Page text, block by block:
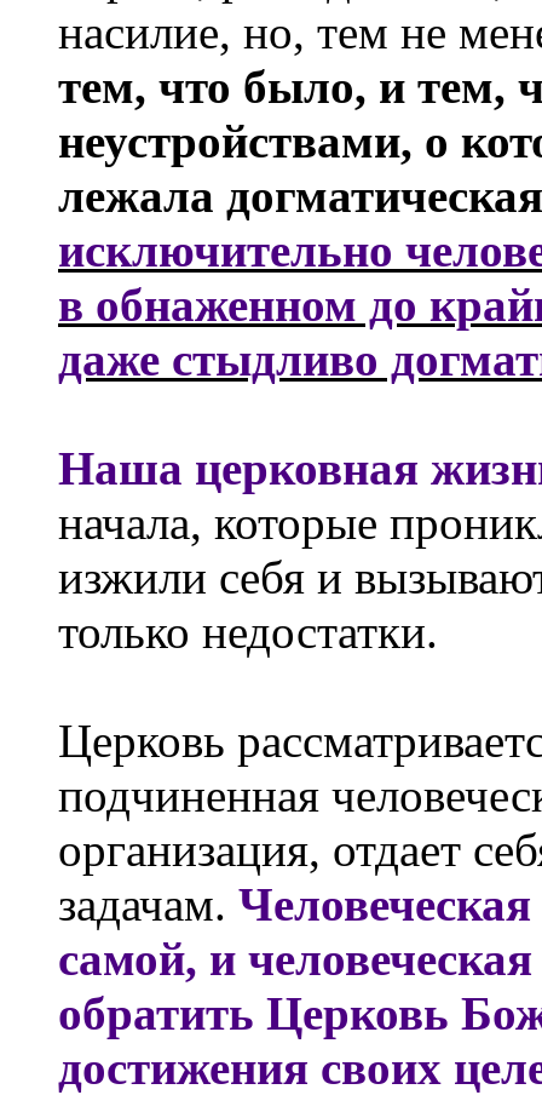
насилие, но, тем не
тем, что было, и тем,
неустройствами, о
лежала
исключительно
в обнаженном до
даже стыдливо
Наша церковная
начала, которые
изжили себя и
только недостатки.
Церковь
подчиненная
организация, отдает
задачам.
самой, и
обратить Церковь
достижения своих